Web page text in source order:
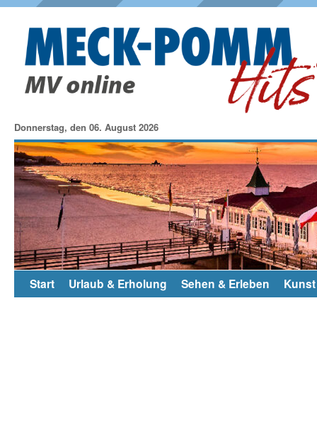
Donnerstag, den 06. August 2026
Start Urlaub & Erholung Sehen & Erleben